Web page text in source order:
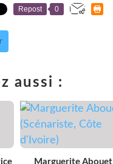
Repost 0
aussi :
Marguerite Abouet